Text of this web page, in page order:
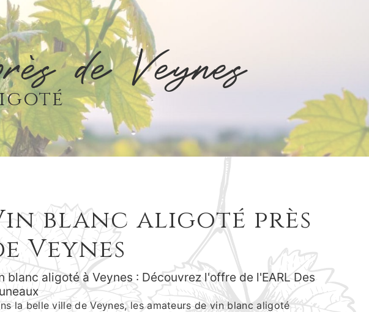
de Veynes
blanc aligoté près
Veynes
blanc aligoté à Veynes : Découvrez l'offre de l'EARL Des
la belle ville de Veynes, les amateurs de vin blanc aligoté